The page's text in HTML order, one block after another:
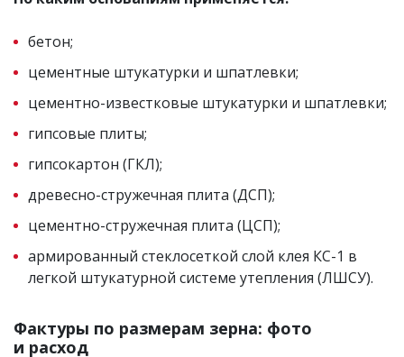
бетон;
цементные штукатурки и шпатлевки;
цементно-известковые штукатурки и шпатлевки;
гипсовые плиты;
гипсокартон (ГКЛ);
древесно-стружечная плита (ДСП);
цементно-стружечная плита (ЦСП);
армированный стеклосеткой слой клея КС-1 в
легкой штукатурной системе утепления (ЛШСУ).
Фактуры по размерам зерна: фото
и расход